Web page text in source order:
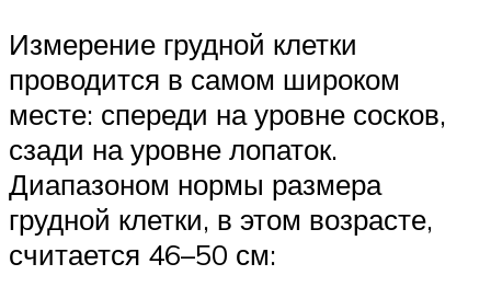
Измерение грудной клетки
проводится в самом широком
месте: спереди на уровне сосков,
сзади на уровне лопаток.
Диапазоном нормы размера
грудной клетки, в этом возрасте,
считается 46–50 см: